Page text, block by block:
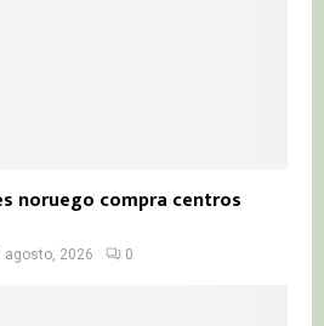
noruego compra centros
agosto, 2026 0